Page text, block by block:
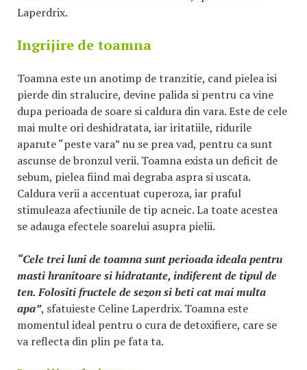
Laperdrix.
Ingrijire de toamna
Toamna este un anotimp de tranzitie, cand pielea isi
pierde din stralucire, devine palida si pentru ca vine
dupa perioada de soare si caldura din vara. Este de cele
mai multe ori deshidratata, iar iritatiile, ridurile
aparute “peste vara” nu se prea vad, pentru ca sunt
ascunse de bronzul verii. Toamna exista un deficit de
sebum, pielea fiind mai degraba aspra si uscata.
Caldura verii a accentuat cuperoza, iar praful
stimuleaza afectiunile de tip acneic. La toate acestea
se adauga efectele soarelui asupra pielii.
“Cele trei luni de toamna sunt perioada ideala pentru
masti hranitoare si hidratante, indiferent de tipul de
ten. Folositi fructele de sezon si beti cat mai multa
apa”, sfatuieste Celine Laperdrix. Toamna este
momentul ideal pentru o cura de detoxifiere, care se
va reflecta din plin pe fata ta.